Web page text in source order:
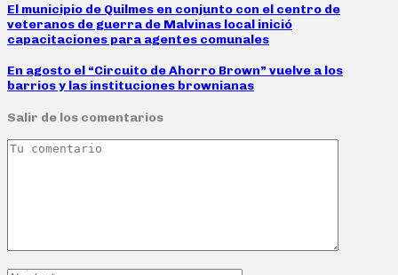
El municipio de Quilmes en conjunto con el centro de
veteranos de guerra de Malvinas local inició
capacitaciones para agentes comunales
En agosto el “Circuito de Ahorro Brown” vuelve a los
barrios y las instituciones brownianas
Salir de los comentarios